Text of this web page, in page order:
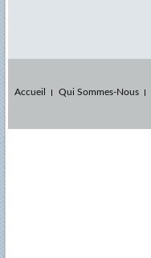
Accueil Qui Sommes-Nous